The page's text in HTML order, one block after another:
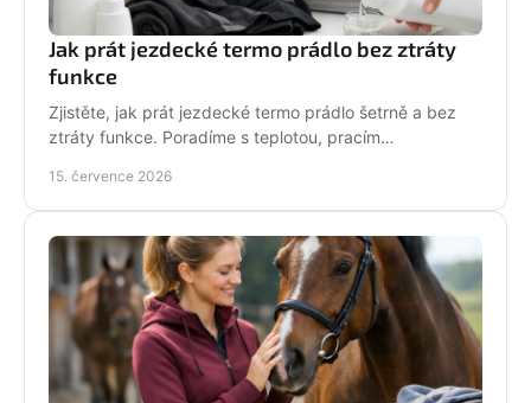
Jak prát jezdecké termo prádlo bez ztráty
funkce
Zjistěte, jak prát jezdecké termo prádlo šetrně a bez
ztráty funkce. Poradíme s teplotou, pracím
den.
15. července 2026